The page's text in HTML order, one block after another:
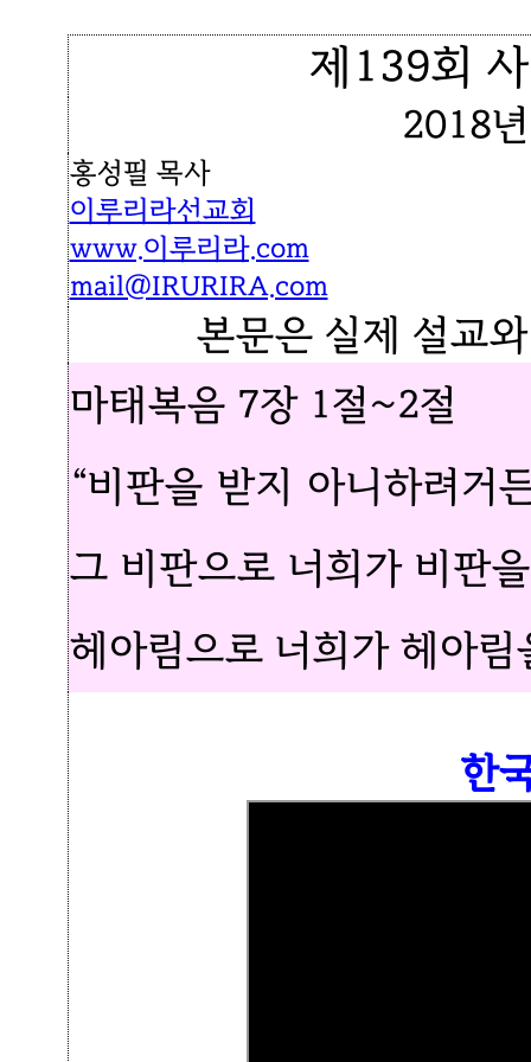
제139회
2018
홍성필 목사
이루리라선교회
www.이루리라.com
mail@IRURIRA.com
본문은 실제 설교
마태복음 7장 1절~2절
“비판을 받지 아니하려거
그 비판으로 너희가 비판
헤아림으로 너희가 헤아림
한